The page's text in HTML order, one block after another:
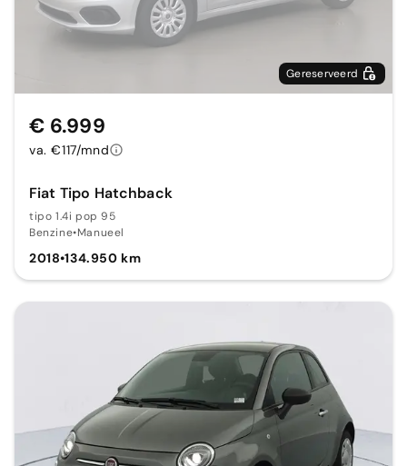
Gereserveerd
Fiat Tipo Hatchback
tipo 1.4i pop 95
Benzine•Manueel
2018•134.950 km
€ 6.999
va. €117/mnd